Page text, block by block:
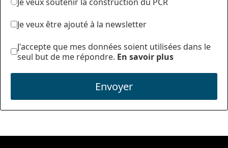
Je veux être ajouté à la newsletter
J'accepte que mes données soient utilisées dans le
seul but de me répondre. En savoir plus
Envoyer